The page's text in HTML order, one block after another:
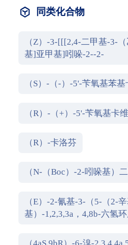
同类化合物
（Z）-3-[[[2,4-二甲基-3-
基]亚甲基]吲哚-2--2-
（S）-（-）-5'-苄氧基苯
（R）-（+）-5'-苄氧基卡
（R）-卡洛芬
（N-（Boc）-2-吲哚基）
（E）-2-氰基-3-（5-（2-
基）-1,2,3,3a，4,8b-六氢
丙烯酸